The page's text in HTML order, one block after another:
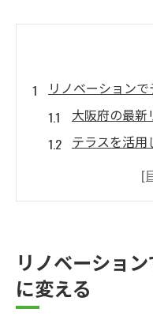
リノベーション
大阪府の最新
テラスを活用
テラスを多
ション術
リノベーショ
に変える